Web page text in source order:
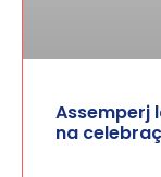
Assemperj
na